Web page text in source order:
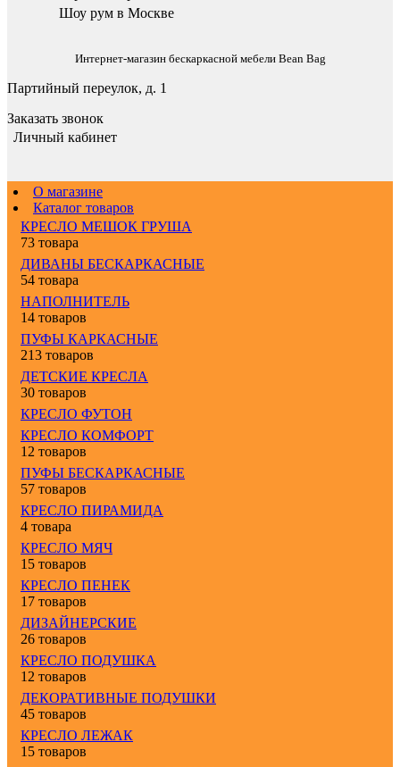
Шоу рум в Москве
Интернет-магазин бескаркасной мебели Bean Bag
Партийный переулок, д. 1
Заказать звонок
Личный кабинет
О магазине
Каталог товаров
КРЕСЛО МЕШОК ГРУША
73 товара
ДИВАНЫ БЕСКАРКАСНЫЕ
54 товара
НАПОЛНИТЕЛЬ
14 товаров
ПУФЫ КАРКАСНЫЕ
213 товаров
ДЕТСКИЕ КРЕСЛА
30 товаров
КРЕСЛО ФУТОН
КРЕСЛО КОМФОРТ
12 товаров
ПУФЫ БЕСКАРКАСНЫЕ
57 товаров
КРЕСЛО ПИРАМИДА
4 товара
КРЕСЛО МЯЧ
15 товаров
КРЕСЛО ПЕНЕК
17 товаров
ДИЗАЙНЕРСКИЕ
26 товаров
КРЕСЛО ПОДУШКА
12 товаров
ДЕКОРАТИВНЫЕ ПОДУШКИ
45 товаров
КРЕСЛО ЛЕЖАК
15 товаров